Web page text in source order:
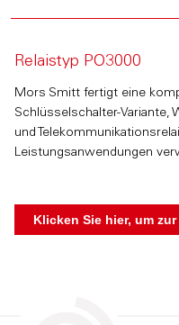
Relaistyp PO3000
Mors Smitt fertigt eine
Schlüsselschalter-Variante,
und
Leistungsanwendungen